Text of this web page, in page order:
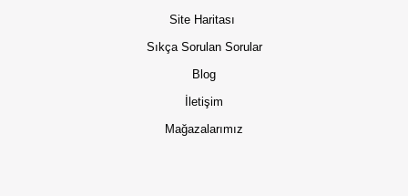
Site Haritası
Sıkça Sorulan Sorular
Blog
İletişim
Mağazalarımız